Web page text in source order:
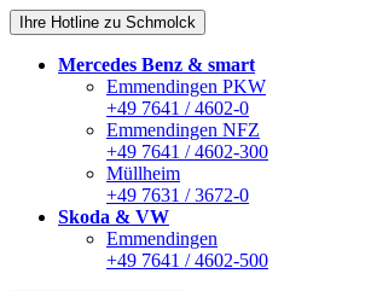
Ihre Hotline zu Schmolck
Mercedes Benz & smart
Emmendingen PKW
+49 7641 / 4602-0
Emmendingen NFZ
+49 7641 / 4602-300
Müllheim
+49 7631 / 3672-0
Skoda & VW
Emmendingen
+49 7641 / 4602-500